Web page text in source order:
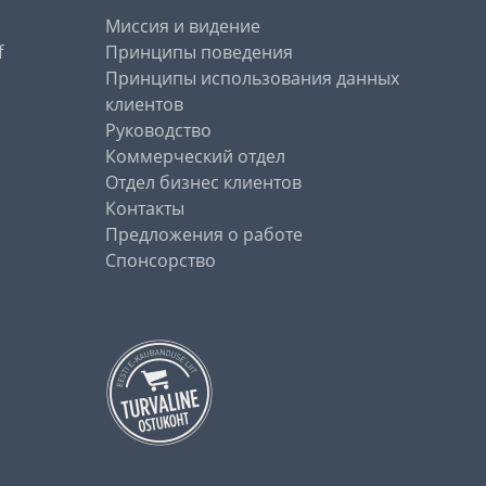
Миссия и видение
Принципы поведения
Принципы использования данных
клиентов
Руководство
Коммерческий отдел
Отдел бизнес клиентов
Контакты
Предложения о работе
Спонсорство